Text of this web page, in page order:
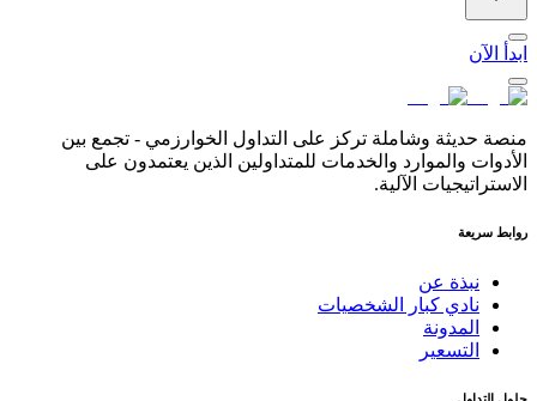
ابدأ الآن
منصة حديثة وشاملة تركز على التداول الخوارزمي - تجمع بين
الأدوات والموارد والخدمات للمتداولين الذين يعتمدون على
الاستراتيجيات الآلية.
روابط سريعة
نبذة عن
نادي كبار الشخصيات
المدونة
التسعير